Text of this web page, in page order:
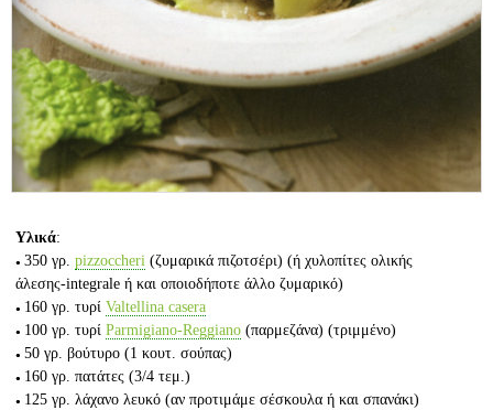
Υλικά:
350 γρ. pizzoccheri (ζυμαρικά πιζοτσέρι) (ή χυλοπίτες ολικής
άλεσης-integrale ή και οποιοδήποτε άλλο ζυμαρικό)
160 γρ. τυρί Valtellina casera
100 γρ. τυρί Parmigiano-Reggiano (παρμεζάνα) (τριμμένο)
50 γρ. βούτυρο (1 κουτ. σούπας)
160 γρ. πατάτες (3/4 τεμ.)
125 γρ. λάχανο λευκό (αν προτιμάμε σέσκουλα ή και σπανάκι)